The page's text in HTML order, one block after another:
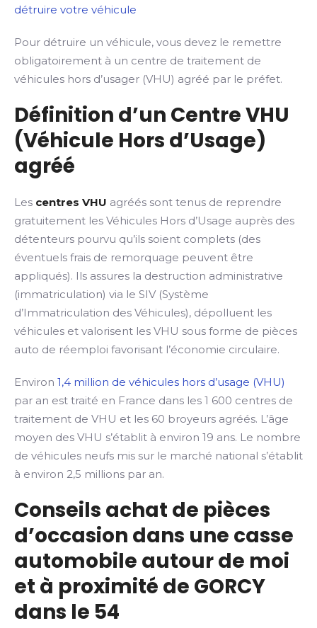
détruire votre véhicule
Pour détruire un véhicule, vous devez le remettre
obligatoirement à un centre de traitement de
véhicules hors d’usager (VHU) agréé par le préfet.
Définition d’un Centre VHU
(Véhicule Hors d’Usage)
agréé
Les centres VHU agréés sont tenus de reprendre
gratuitement les Véhicules Hors d’Usage auprès des
détenteurs pourvu qu’ils soient complets (des
éventuels frais de remorquage peuvent être
appliqués). Ils assures la destruction administrative
(immatriculation) via le SIV (Système
d’Immatriculation des Véhicules), dépolluent les
véhicules et valorisent les VHU sous forme de pièces
auto de réemploi favorisant l’économie circulaire.
Environ 1,4 million de véhicules hors d’usage (VHU)
par an est traité en France dans les 1 600 centres de
traitement de VHU et les 60 broyeurs agréés. L’âge
moyen des VHU s’établit à environ 19 ans. Le nombre
de véhicules neufs mis sur le marché national s’établit
à environ 2,5 millions par an.
Conseils achat de pièces
d’occasion dans une casse
automobile autour de moi
et à proximité de GORCY
dans le 54